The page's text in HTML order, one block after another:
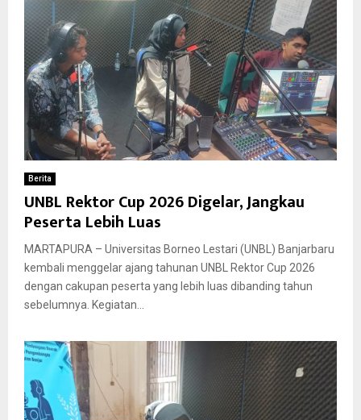
Berita
UNBL Rektor Cup 2026 Digelar, Jangkau
Peserta Lebih Luas
MARTAPURA – Universitas Borneo Lestari (UNBL) Banjarbaru
kembali menggelar ajang tahunan UNBL Rektor Cup 2026
dengan cakupan peserta yang lebih luas dibanding tahun
sebelumnya. Kegiatan...